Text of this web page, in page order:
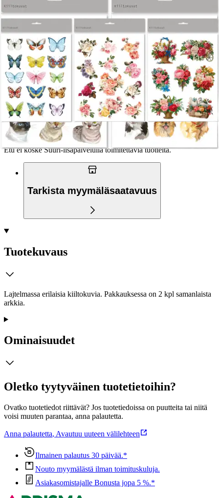
Verkkokaupan hinta
Valitse toimitustapa
Nouto myymälästä
Ilmainen
Siirry valitsemaan myymälä
Toimitus
Kotiin tai noutopisteeseenAlk. 0 €
Ilmainen toimitus yli 100 €:n tilauksille
Postin pakettiautomaattiin tai
palvelupisteeseen!
Etu ei koske Suuri‑lisäpalvelulla toimitettavia tuotteita.
Tarkista myymäläsaatavuus
Tuotekuvaus
Lajtelmassa erilaisia kiiltokuvia. Pakkauksessa on 2 kpl samanlaista
arkkia.
Ominaisuudet
Oletko tyytyväinen tuotetietoihin?
Ovatko tuotetiedot riittävät? Jos tuotetiedoissa on puutteita tai niitä
voisi muuten parantaa, anna palautetta.
Anna palautetta, Avautuu uuteen välilehteen
Ilmainen palautus 30 päivää.*
Nouto myymälästä ilman toimituskuluja.
Asiakasomistajalle Bonusta jopa 5 %.*